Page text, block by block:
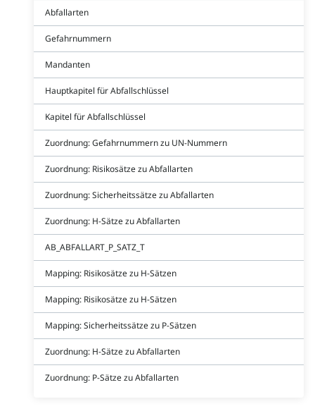
Abfallarten
Gefahrnummern
Mandanten
Hauptkapitel für Abfallschlüssel
Kapitel für Abfallschlüssel
Zuordnung: Gefahrnummern zu UN-Nummern
Zuordnung: Risikosätze zu Abfallarten
Zuordnung: Sicherheitssätze zu Abfallarten
Zuordnung: H-Sätze zu Abfallarten
AB_ABFALLART_P_SATZ_T
Mapping: Risikosätze zu H-Sätzen
Mapping: Risikosätze zu H-Sätzen
Mapping: Sicherheitssätze zu P-Sätzen
Zuordnung: H-Sätze zu Abfallarten
Zuordnung: P-Sätze zu Abfallarten